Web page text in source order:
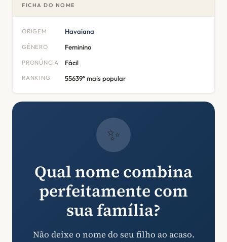
FICHA DO NOME
ORIGEM Havaiana
GÊNERO Feminino
PRONÚNCIA Fácil
RANKING 55639º mais popular
✨
Qual nome combina
perfeitamente com
sua família?
Não deixe o nome do seu filho ao acaso.